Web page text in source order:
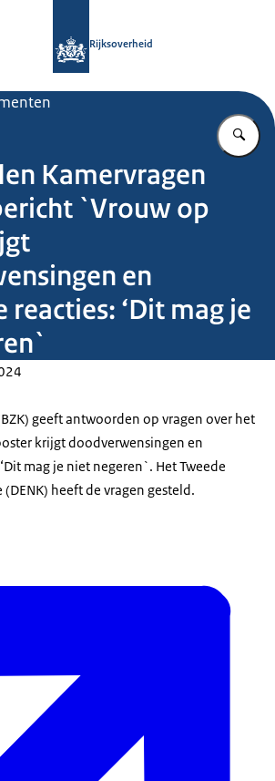
Rijksoverheid
Kamervragen
`Vrouw op
en
reacties: ‘Dit mag je
geeft antwoorden op vragen over het
krijgt doodverwensingen en
mag je niet negeren`. Het Tweede
(DENK) heeft de vragen gesteld.